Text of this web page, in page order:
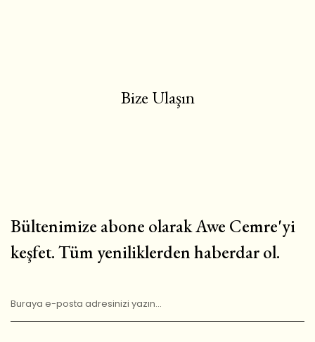
Bize Ulaşın
Bültenimize abone olarak Awe Cemre'yi
keşfet. Tüm yeniliklerden haberdar ol.